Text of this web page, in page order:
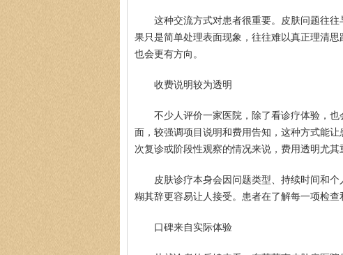
这种交流方式对患者很重要。皮肤问题往
果只是简单处理表面现象，往往难以真正理清
也会更有方向。
收费说明较为透明
不少人评价一家医院，除了看诊疗体验，
面，较强调项目说明和费用告知，这种方式能
次复诊或阶段性观察的情况来说，费用透明尤其
皮肤诊疗本身会因问题类型、持续时间和
糊其辞更容易让人接受。患者在了解每一项检
口碑来自实际体验